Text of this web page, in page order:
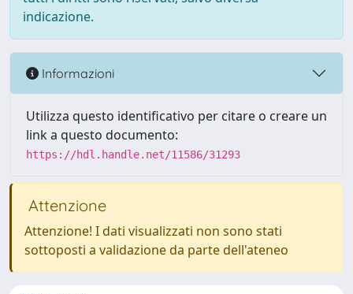
indicazione.
Informazioni
Utilizza questo identificativo per citare o creare un
link a questo documento:
https://hdl.handle.net/11586/31293
Attenzione
Attenzione! I dati visualizzati non sono stati
sottoposti a validazione da parte dell'ateneo